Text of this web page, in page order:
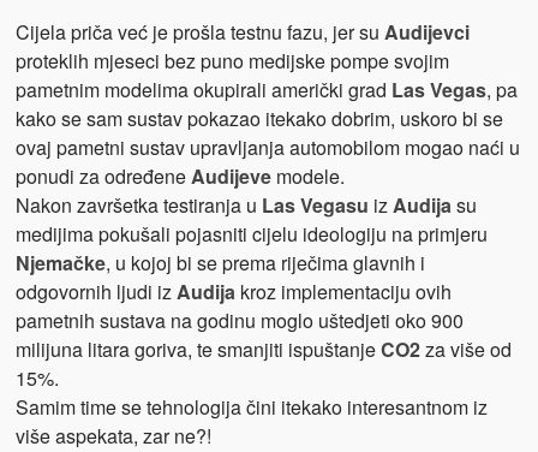
Cijela priča već je prošla testnu fazu, jer su Audijevci
proteklih mjeseci bez puno medijske pompe svojim
pametnim modelima okupirali američki grad Las Vegas, pa
kako se sam sustav pokazao itekako dobrim, uskoro bi se
ovaj pametni sustav upravljanja automobilom mogao naći u
ponudi za određeneAudijeve modele.
Nakon završetka testiranja u Las Vegasu izAudijasu
medijima pokušali pojasniti cijelu ideologiju na primjeru
Njemačke, u kojoj bi se prema riječima glavnih i
odgovornih ljudi izAudija kroz implementaciju ovih
pametnih sustava na godinu moglo uštedjeti oko 900
milijuna litara goriva, te smanjiti ispuštanjeCO2za više od
15%.
Samim time se tehnologija čini itekako interesantnom iz
više aspekata, zar ne?!